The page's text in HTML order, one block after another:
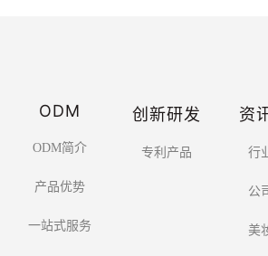
ODM
ODM简介
产品优势
一站式服务
创新研发
专利产品
资
行
公
美